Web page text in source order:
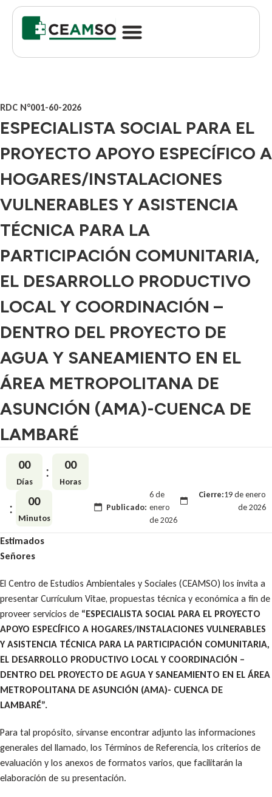
RDC N°001-60-2026
ESPECIALISTA SOCIAL PARA EL
PROYECTO APOYO ESPECÍFICO A
HOGARES/INSTALACIONES
VULNERABLES Y ASISTENCIA
TÉCNICA PARA LA
PARTICIPACIÓN COMUNITARIA,
EL DESARROLLO PRODUCTIVO
LOCAL Y COORDINACIÓN –
DENTRO DEL PROYECTO DE
AGUA Y SANEAMIENTO EN EL
ÁREA METROPOLITANA DE
ASUNCIÓN (AMA)-CUENCA DE
LAMBARÉ
00
Días
: 00
Horas
: 00
Minutos
Publicado:
6 de
enero
de 2026
Cierre:19 de enero
de 2026
Estimados
Señores
El Centro de Estudios Ambientales y Sociales (CEAMSO) los invita a
presentar Currículum Vitae, propuestas técnica y económica a fin de
proveer servicios de “ESPECIALISTA SOCIAL PARA EL PROYECTO
APOYO ESPECÍFICO A HOGARES/INSTALACIONES VULNERABLES
Y ASISTENCIA TÉCNICA PARA LA PARTICIPACIÓN COMUNITARIA,
EL DESARROLLO PRODUCTIVO LOCAL Y COORDINACIÓN –
DENTRO DEL PROYECTO DE AGUA Y SANEAMIENTO EN EL ÁREA
METROPOLITANA DE ASUNCIÓN (AMA)- CUENCA DE
LAMBARÉ”.
Para tal propósito, sírvanse encontrar adjunto las informaciones
generales del llamado, los Términos de Referencia, los criterios de
evaluación y los anexos de formatos varios, que facilitarán la
elaboración de su presentación.